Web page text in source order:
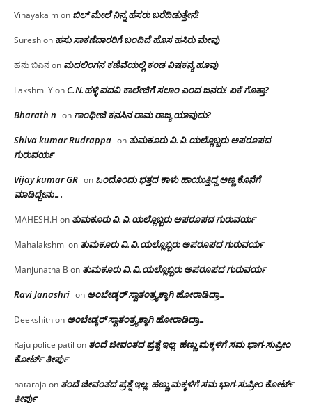
Vinayaka mon ಬಿಲ್ ಮೇಲೆ ನಿನ್ನ ಹೆಸರು ಬರೆದಿಡುತ್ತೇನೆ!
Sureshon ಹಸು ಸಾಕಣೆದಾರರಿಗೆ ಬಂದಿದೆ ಹೊಸ ಹಸಿರು ಮೇವು
ಹನು ಬಿಎನon ಮದಲಿಂಗನ ಕಣಿವೆಯಲ್ಲಿ ಕಂಡ ವಿಷಕನ್ಯೆ ಹೂವು
Lakshmi YonC.N.ಹಳ್ಳಿ ಪದವಿ ಕಾಲೇಜಿಗೆ ಸಲಾಂ‌ ಎಂದ ಜನರು! ಏಕೆ ಗೊತ್ತಾ?
Bharath n onಗಾಂಧೀಜಿ ಕನಸಿನ ರಾಮ ರಾಜ್ಯ ಯಾವುದು?
Shiva kumar Rudrappa on ತುಮಕೂರು‌ ವಿ.ವಿ.ಯಲ್ಲೊಬ್ಬರು ಅಪರೂಪದ
ಗುರುವರ್ಯ
Vijay kumar GR on ಒಂದೊಂದು ಭತ್ತದ ಕಾಳು ಹಾಯುತ್ತಿದ್ದ ಅಣ್ಣ ಕೊನೆಗೆ
ಮಾಡಿದ್ದೇನು….
MAHESH.H on ತುಮಕೂರು‌ ವಿ.ವಿ.ಯಲ್ಲೊಬ್ಬರು ಅಪರೂಪದ ಗುರುವರ್ಯ
Mahalakshmi on ತುಮಕೂರು‌ ವಿ.ವಿ.ಯಲ್ಲೊಬ್ಬರು ಅಪರೂಪದ ಗುರುವರ್ಯ
Manjunatha B on ತುಮಕೂರು‌ ವಿ.ವಿ.ಯಲ್ಲೊಬ್ಬರು ಅಪರೂಪದ ಗುರುವರ್ಯ
Ravi Janashri on ಅಂಬೇಡ್ಕರ್ ಸ್ವಾತಂತ್ರ್ಯಕ್ಕಾಗಿ ಹೋರಾಡಿದ್ರಾ…
Deekshithon ಅಂಬೇಡ್ಕರ್ ಸ್ವಾತಂತ್ರ್ಯಕ್ಕಾಗಿ ಹೋರಾಡಿದ್ರಾ…
Raju police patil on ತಂದೆ ಜೀವಂತದ ಪ್ರಶ್ನೆ ಇಲ್ಲ: ಹೆಣ್ಣು ಮಕ್ಕಳಿಗೆ ಸಮ ಭಾಗ-ಸುಪ್ರೀಂ
ಕೋರ್ಟ್ ತೀರ್ಪು
nataraja on ತಂದೆ ಜೀವಂತದ ಪ್ರಶ್ನೆ ಇಲ್ಲ: ಹೆಣ್ಣು ಮಕ್ಕಳಿಗೆ ಸಮ ಭಾಗ-ಸುಪ್ರೀಂ ಕೋರ್ಟ್
ತೀರ್ಪು